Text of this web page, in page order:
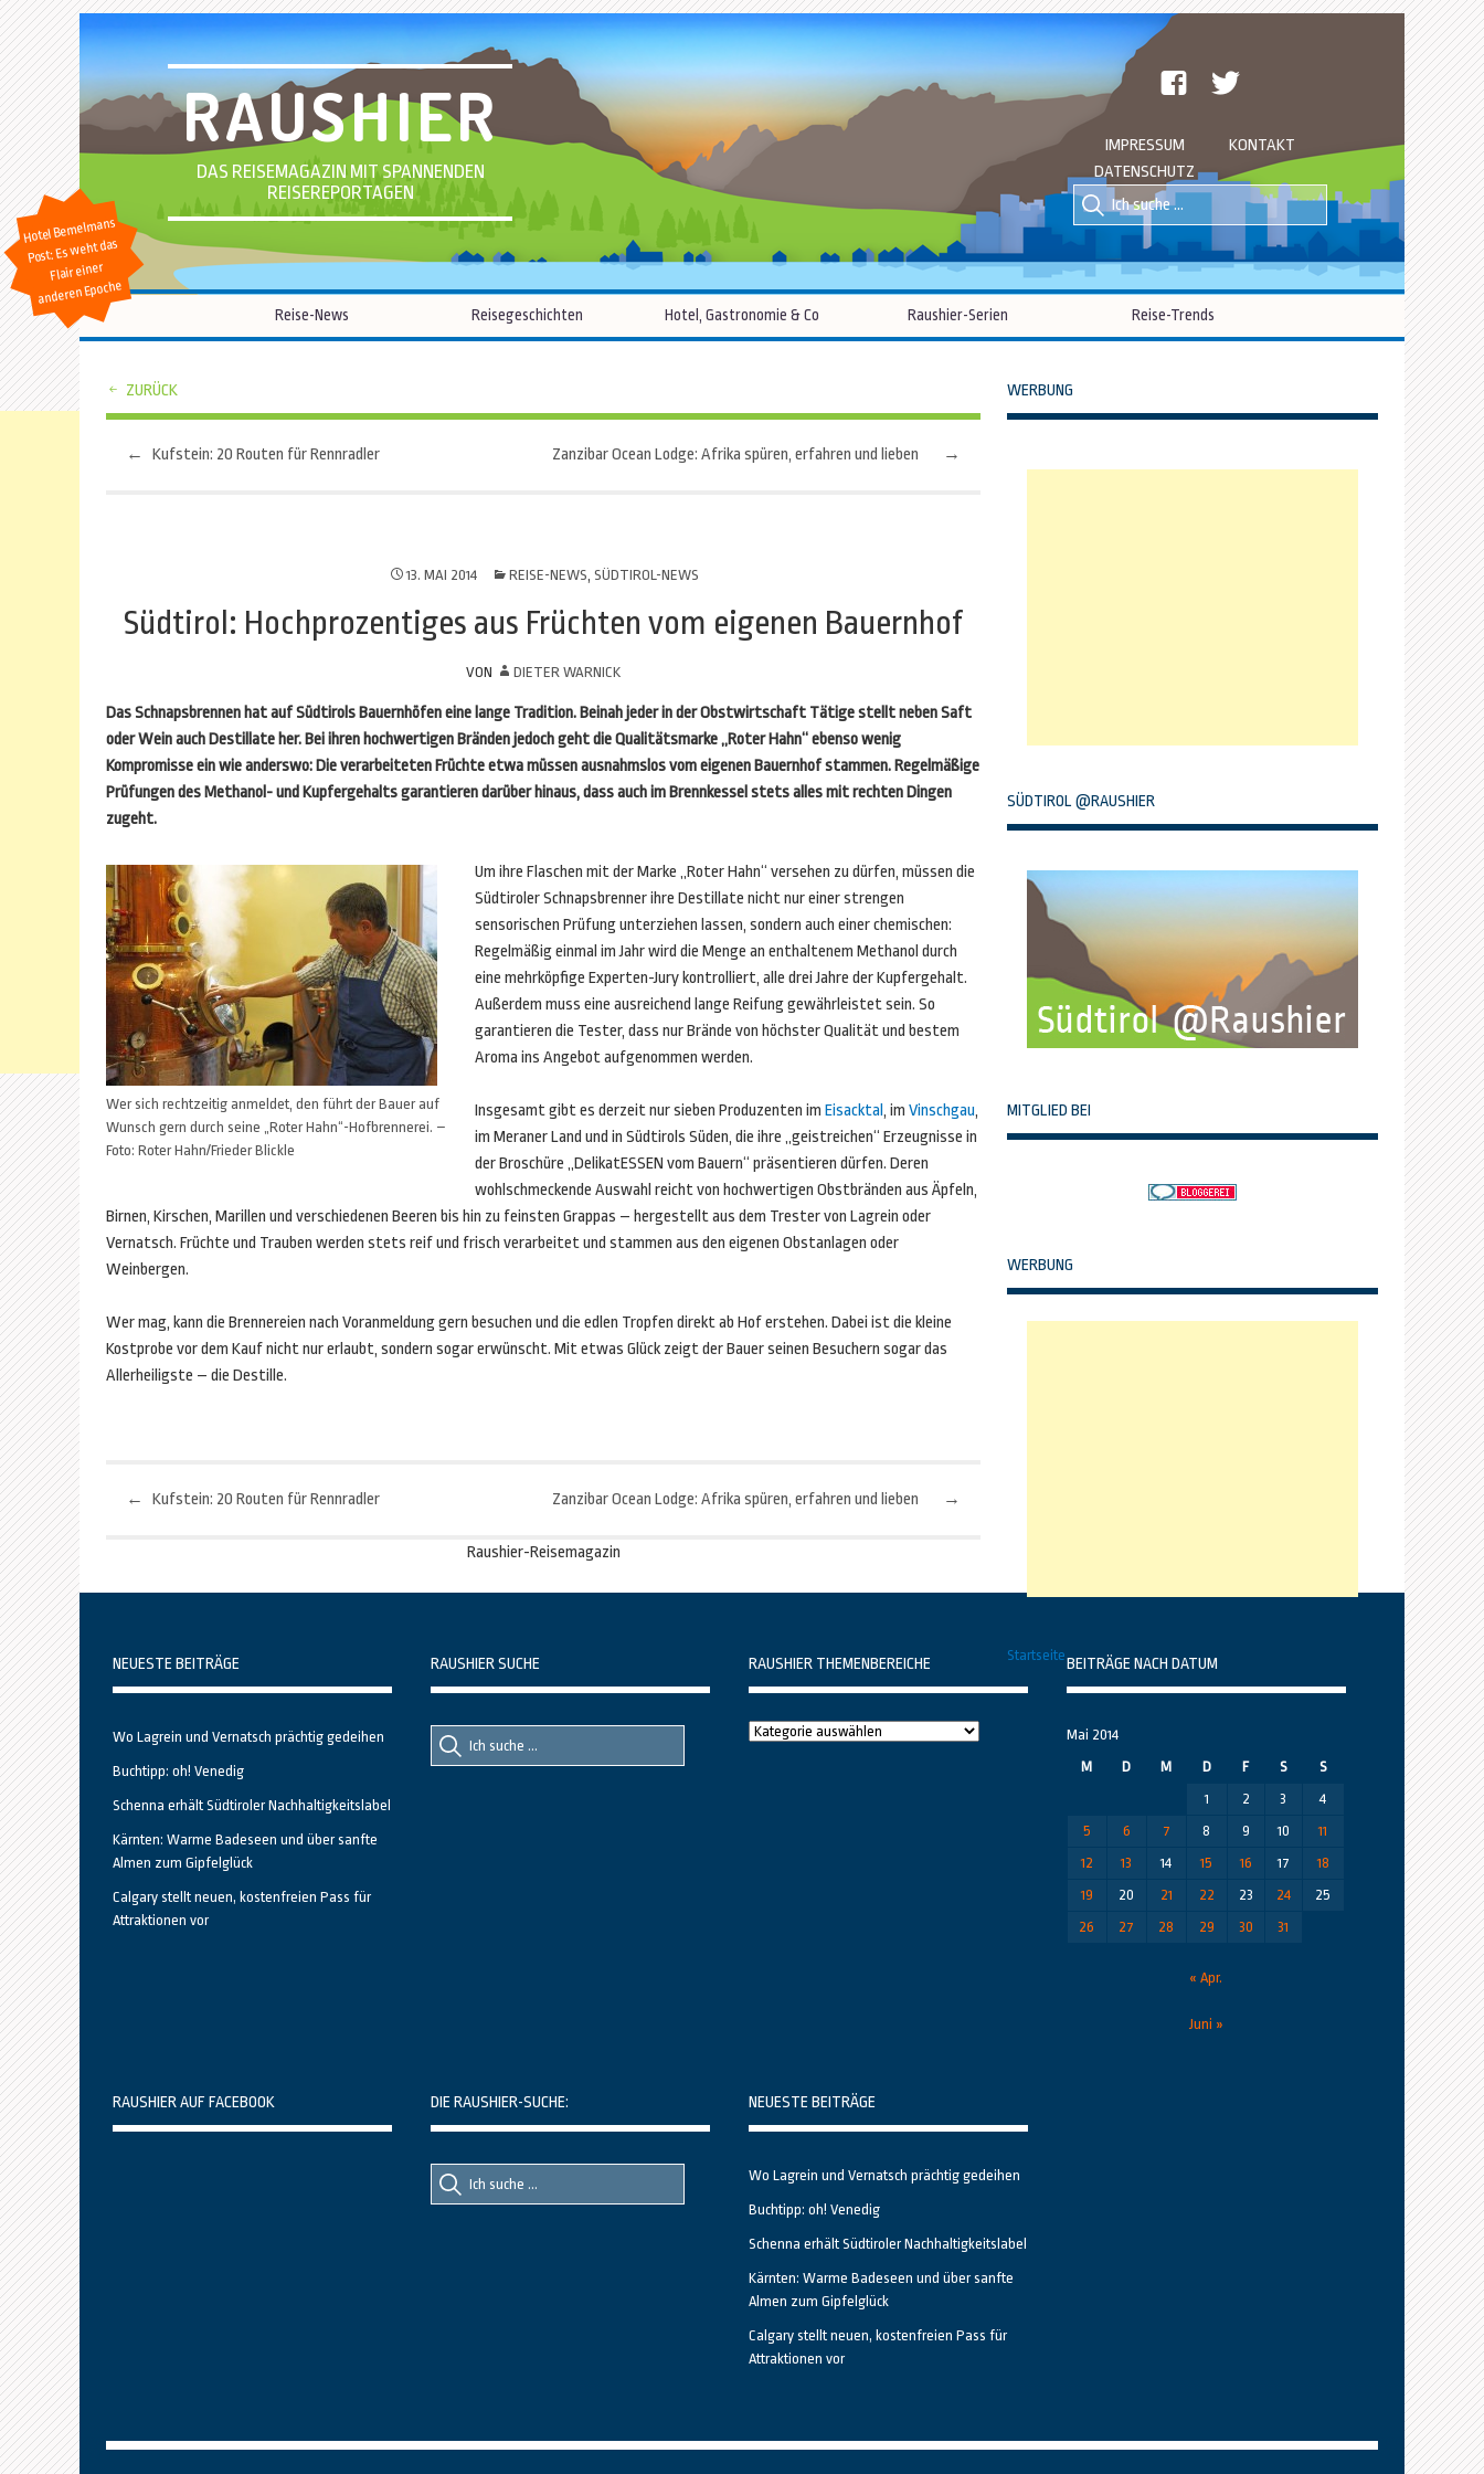
RAUSHIER
DAS REISEMAGAZIN MIT SPANNENDEN
REISEREPORTAGEN
facebook
IMPRESSUM
KONTAKT
DATENSCHUTZ
Suche
nach::
Suche
nach:
Hotel Bemelmans
Post: Es weht das
Flair einer
anderen Epoche
Reise-News Reisegeschichten Hotel, Gastronomie & Co Raushier-Serien Reise-Trends
ZURÜCK
Beitragsnavigation
← Kufstein: 20 Routen für Rennradler →
Zanzibar Ocean Lodge: Afrika spüren, erfahren und lieben
13. MAI 2014 REISE-NEWS, SÜDTIROL-NEWS
Südtirol: Hochprozentiges aus Früchten vom eigenen Bauernhof
VON DIETER WARNICK
Das Schnapsbrennen hat auf Südtirols Bauernhöfen eine lange Tradition. Beinah jeder in der Obstwirtschaft Tätige stellt neben Saft
oder Wein auch Destillate her. Bei ihren hochwertigen Bränden jedoch geht die Qualitätsmarke „Roter Hahn“ ebenso wenig
Kompromisse ein wie anderswo: Die verarbeiteten Früchte etwa müssen ausnahmslos vom eigenen Bauernhof stammen. Regelmäßige
Prüfungen des Methanol- und Kupfergehalts garantieren darüber hinaus, dass auch im Brennkessel stets alles mit rechten Dingen
zugeht.
Wer sich rechtzeitig anmeldet, den führt der Bauer auf
Wunsch gern durch seine „Roter Hahn“-Hofbrennerei. –
Foto: Roter Hahn/Frieder Blickle
Um ihre Flaschen mit der Marke „Roter Hahn“ versehen zu dürfen, müssen die
Südtiroler Schnapsbrenner ihre Destillate nicht nur einer strengen
sensorischen Prüfung unterziehen lassen, sondern auch einer chemischen:
Regelmäßig einmal im Jahr wird die Menge an enthaltenem Methanol durch
eine mehrköpfige Experten-Jury kontrolliert, alle drei Jahre der Kupfergehalt.
Außerdem muss eine ausreichend lange Reifung gewährleistet sein. So
garantieren die Tester, dass nur Brände von höchster Qualität und bestem
Aroma ins Angebot aufgenommen werden.
Insgesamt gibt es derzeit nur sieben Produzenten im Eisacktal , im Vinschgau,
im Meraner Land und in Südtirols Süden, die ihre „geistreichen“ Erzeugnisse in
der Broschüre „DelikatESSEN vom Bauern“ präsentieren dürfen. Deren
wohlschmeckende Auswahl reicht von hochwertigen Obstbränden aus Äpfeln,
Birnen, Kirschen, Marillen und verschiedenen Beeren bis hin zu feinsten Grappas – hergestellt aus dem Trester von Lagrein oder
Vernatsch. Früchte und Trauben werden stets reif und frisch verarbeitet und stammen aus den eigenen Obstanlagen oder
Weinbergen.
Wer mag, kann die Brennereien nach Voranmeldung gern besuchen und die edlen Tropfen direkt ab Hof erstehen. Dabei ist die kleine
Kostprobe vor dem Kauf nicht nur erlaubt, sondern sogar erwünscht. Mit etwas Glück zeigt der Bauer seinen Besuchern sogar das
Allerheiligste – die Destille.
Beitragsnavigation
← Kufstein: 20 Routen für Rennradler →
Zanzibar Ocean Lodge: Afrika spüren, erfahren und lieben
Raushier-Reisemagazin
WERBUNG
SÜDTIROL @RAUSHIER
MITGLIED BEI
WERBUNG
Startseite
NEUESTE BEITRÄGE
Wo Lagrein und Vernatsch prächtig gedeihen
Buchtipp: oh! Venedig
Schenna erhält Südtiroler Nachhaltigkeitslabel
Kärnten: Warme Badeseen und über sanfte
Almen zum Gipfelglück
Calgary stellt neuen, kostenfreien Pass für
Attraktionen vor
RAUSHIER SUCHE
Suche
nach::
Suche
nach:
RAUSHIER THEMENBEREICHE
Raushier
BEITRÄGE NACH DATUM
Mai 2014
M
D M D F S
S
1
2 3
4
5
6 7 8 9 10
11
12
13 14 15 16 17
18
19
20 21 22 23 24
25
26
27 28 29 30 31
« Apr.
Juni »
RAUSHIER AUF FACEBOOK DIE RAUSHIER-SUCHE:
Suche
nach::
Suche
nach:
NEUESTE BEITRÄGE
Wo Lagrein und Vernatsch prächtig gedeihen
Buchtipp: oh! Venedig
Schenna erhält Südtiroler Nachhaltigkeitslabel
Kärnten: Warme Badeseen und über sanfte
Almen zum Gipfelglück
Calgary stellt neuen, kostenfreien Pass für
Attraktionen vor